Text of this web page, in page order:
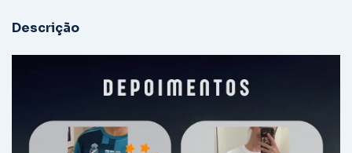
Descrição